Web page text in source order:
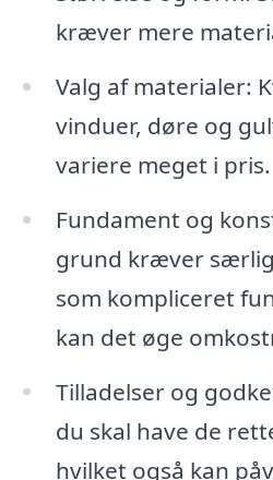
kræver mere
Valg af materialer:
vinduer, døre og
variere meget i pris.
Fundament og
grund kræver
som kompliceret
kan det øge
Tilladelser og
du skal have de
hvilket også kan